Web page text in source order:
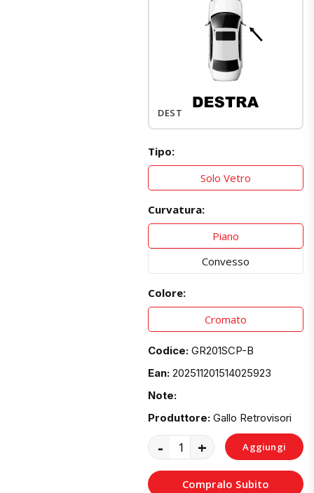
DESTRO
Tipo:
Solo Vetro
Curvatura:
Piano
Convesso
Colore:
Cromato
Codice: GR201SCP-B
Ean: 202511201514025923
Note:
Produttore: Gallo Retrovisori
- + Aggiungi
al
Compralo Subito